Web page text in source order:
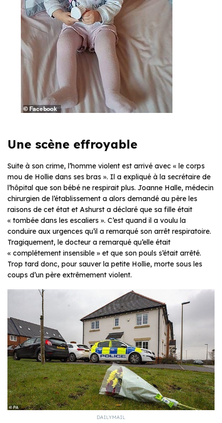
Une scène effroyable
Suite à son crime, l’homme violent est arrivé avec « le corps
mou de Hollie dans ses bras ». Il a expliqué à la secrétaire de
l’hôpital que son bébé ne respirait plus. Joanne Halle, médecin
chirurgien de l’établissement a alors demandé au père les
raisons de cet état et Ashurst a déclaré que sa fille était
« tombée dans les escaliers ». C’est quand il a voulu la
conduire aux urgences qu’il a remarqué son arrêt respiratoire.
Tragiquement, le docteur a remarqué qu’elle était
« complétement insensible » et que son pouls s’était arrêté.
Trop tard donc, pour sauver la petite Hollie, morte sous les
coups d’un père extrêmement violent.
DAILYMAIL